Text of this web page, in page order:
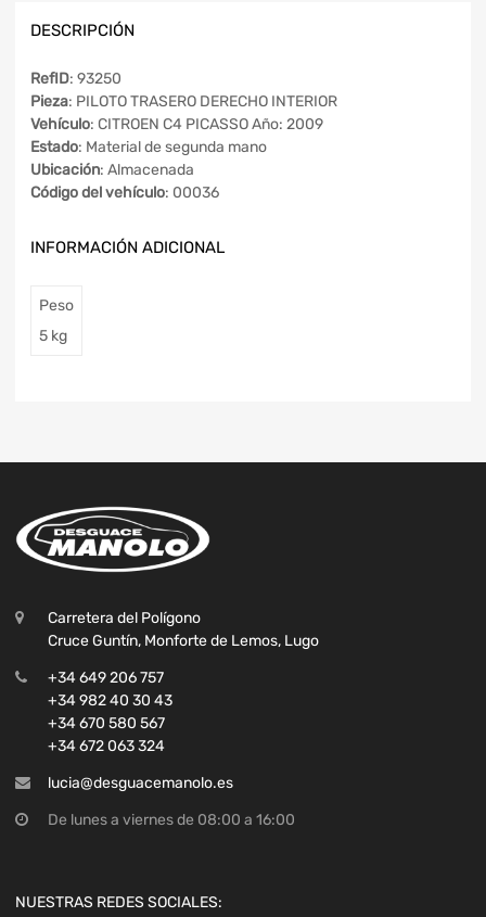
DESCRIPCIÓN
RefID: 93250
Pieza: PILOTO TRASERO DERECHO INTERIOR
Vehículo: CITROEN C4 PICASSO Año: 2009
Estado: Material de segunda mano
Ubicación: Almacenada
Código del vehículo: 00036
INFORMACIÓN ADICIONAL
Peso
5 kg
Carretera del Polígono
Cruce Guntín, Monforte de Lemos, Lugo
+34 649 206 757
+34 982 40 30 43
+34 670 580 567
+34 672 063 324
lucia@desguacemanolo.es
De lunes a viernes de 08:00 a 16:00
NUESTRAS REDES SOCIALES: